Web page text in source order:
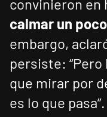
convinieron en
calmar un
embargo,
persiste:
que mirar por
es lo que pasa”.